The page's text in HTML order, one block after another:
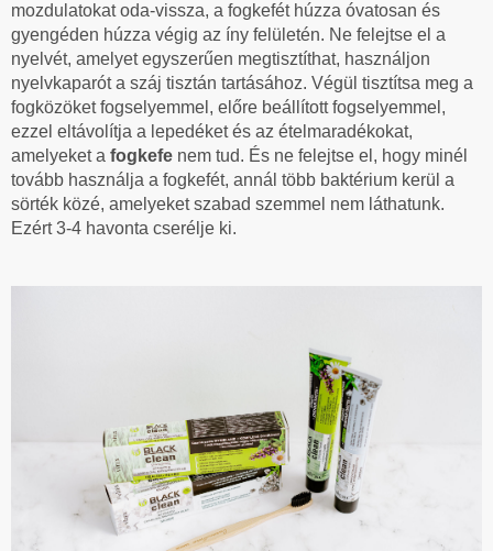
mozdulatokat oda-vissza, a fogkefét húzza óvatosan és
gyengéden húzza végig az íny felületén. Ne felejtse el a
nyelvét, amelyet egyszerűen megtisztíthat, használjon
nyelvkaparót a száj tisztán tartásához. Végül tisztítsa meg a
fogközöket fogselyemmel, előre beállított fogselyemmel,
ezzel eltávolítja a lepedéket és az ételmaradékokat,
amelyeket a fogkefe nem tud. És ne felejtse el, hogy minél
tovább használja a fogkefét, annál több baktérium kerül a
sörték közé, amelyeket szabad szemmel nem láthatunk.
Ezért 3-4 havonta cserélje ki.